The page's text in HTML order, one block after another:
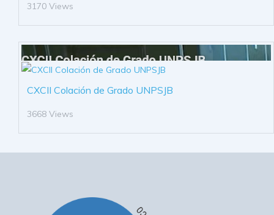
3170 Views
CXCII Colación de Grado UNPSJB
3668 Views